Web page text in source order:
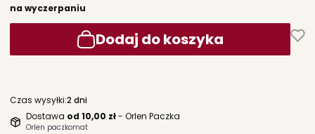
na wyczerpaniu
Dodaj do koszyka
Czas wysyłki:2 dni
Dostawa od 10,00 zł- Orlen Paczka
Orlen paczkomat